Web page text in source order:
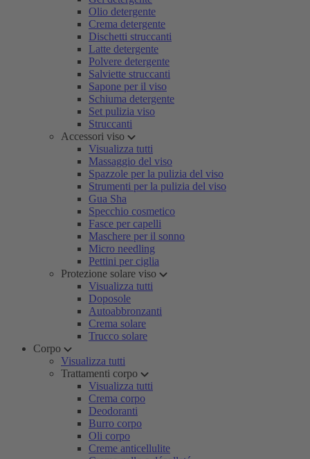
Olio detergente
Crema detergente
Dischetti struccanti
Latte detergente
Polvere detergente
Salviette struccanti
Sapone per il viso
Schiuma detergente
Set pulizia viso
Struccanti
Accessori viso
Visualizza tutti
Massaggio del viso
Spazzole per la pulizia del viso
Strumenti per la pulizia del viso
Gua Sha
Specchio cosmetico
Fasce per capelli
Maschere per il sonno
Micro needling
Pettini per ciglia
Protezione solare viso
Visualizza tutti
Doposole
Autoabbronzanti
Crema solare
Trucco solare
Corpo
Visualizza tutti
Trattamenti corpo
Visualizza tutti
Crema corpo
Deodoranti
Burro corpo
Oli corpo
Creme anticellulite